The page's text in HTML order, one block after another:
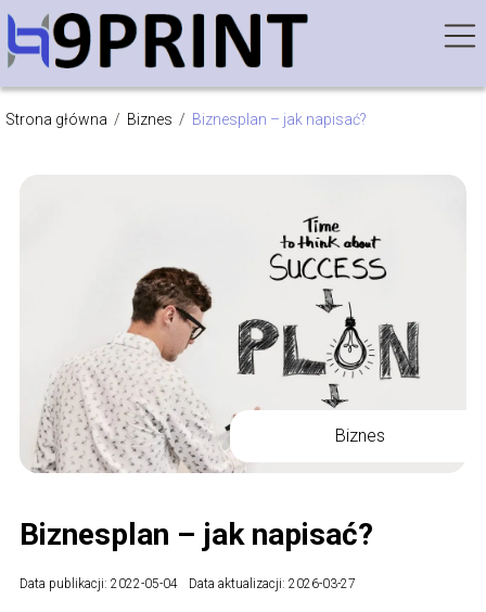
Strona główna / Biznes / Biznesplan – jak napisać?
Biznes
Biznesplan – jak napisać?
Data publikacji: 2022-05-04 Data aktualizacji: 2026-03-27